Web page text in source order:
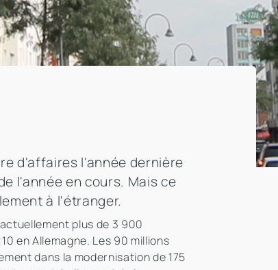
d'affaires l'année dernière
l'année en cours. Mais ce
à l'étranger.
plus de 3 900
en Allemagne. Les 90 millions
dans la modernisation de 175